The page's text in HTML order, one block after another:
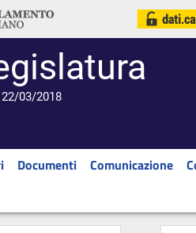
03/2018
Documenti Comunicazione